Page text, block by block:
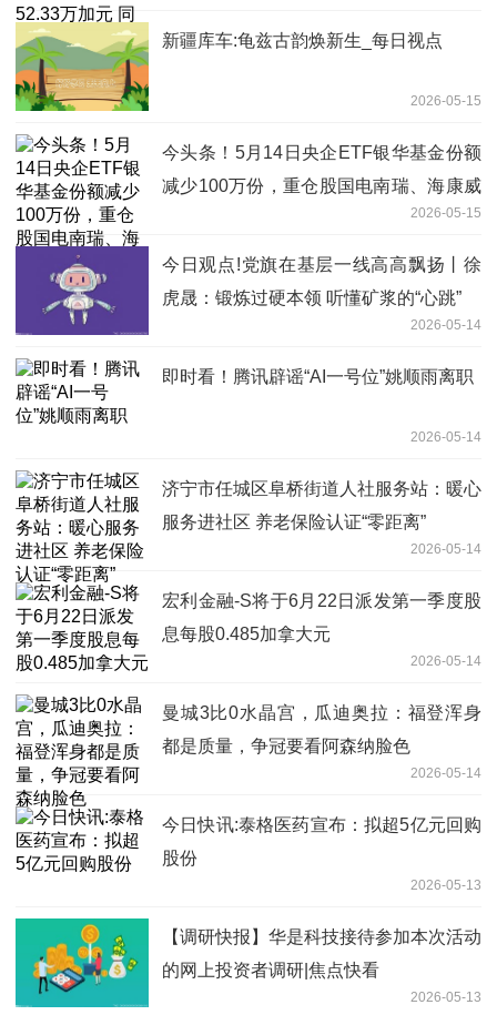
新疆库车:龟兹古韵焕新生_每日视点
2026-05-15
今头条！5月14日央企ETF银华基金份额
减少100万份，重仓股国电南瑞、海康威
2026-05-15
今日观点!党旗在基层一线高高飘扬丨徐
虎晟：锻炼过硬本领 听懂矿浆的“心跳”
2026-05-14
即时看！腾讯辟谣“AI一号位”姚顺雨离职
2026-05-14
济宁市任城区阜桥街道人社服务站：暖心
服务进社区 养老保险认证“零距离”
2026-05-14
宏利金融-S将于6月22日派发第一季度股
息每股0.485加拿大元
2026-05-14
曼城3比0水晶宫，瓜迪奥拉：福登浑身
都是质量，争冠要看阿森纳脸色
2026-05-14
今日快讯:泰格医药宣布：拟超5亿元回购
股份
2026-05-13
【调研快报】华是科技接待参加本次活动
的网上投资者调研|焦点快看
2026-05-13